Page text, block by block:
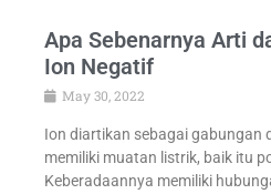
Apa Sebenarnya Arti
Ion Negatif
May 30, 2022
Ion diartikan sebagai gabungan
memiliki muatan listrik, baik itu
Keberadaannya memiliki